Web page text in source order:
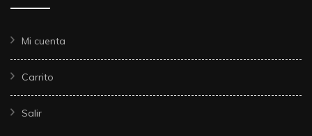
Mi cuenta
Carrito
Salir